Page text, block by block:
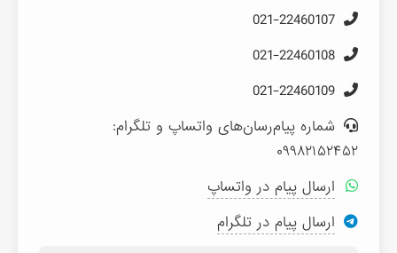
شماره پیام‌رسان‌های واتساپ و تلگرام:
۰۹۹۸۲۱۵۲۴۵۲
ارسال پیام در واتساپ
ارسال پیام در تلگرام